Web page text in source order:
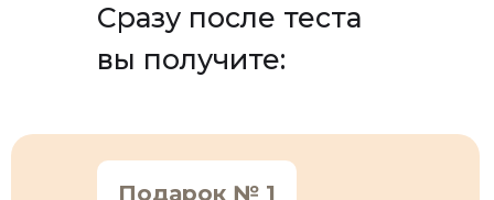
Сразу после теста
вы получите:
Подарок № 1